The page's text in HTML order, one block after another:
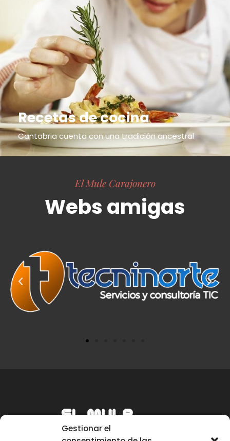
Gestionar el
Recetas de cocina
Cantabria cuenta con una tradición ancestral
El Mule Carajonero
Webs amigas